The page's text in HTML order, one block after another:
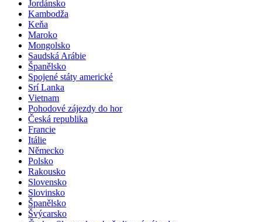
Jordánsko
Kambodža
Keňa
Maroko
Mongolsko
Saudská Arábie
Španělsko
Spojené státy americké
Srí Lanka
Vietnam
Pohodové zájezdy do hor
Česká republika
Francie
Itálie
Německo
Polsko
Rakousko
Slovensko
Slovinsko
Španělsko
Švýcarsko